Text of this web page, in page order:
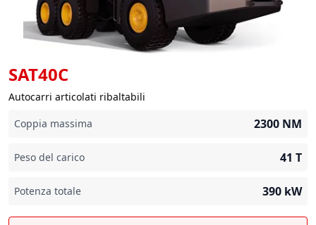
SAT40C
Autocarri articolati ribaltabili
Coppia massima
2300 NM
Peso del carico 41 T
Potenza totale 390 kW